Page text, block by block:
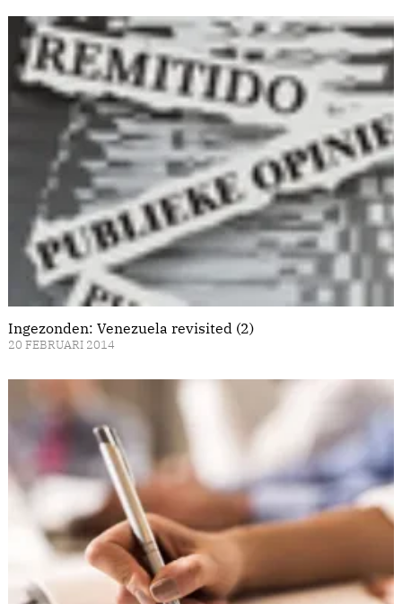
Ingezonden: Venezuela revisited (2)
20 FEBRUARI 2014